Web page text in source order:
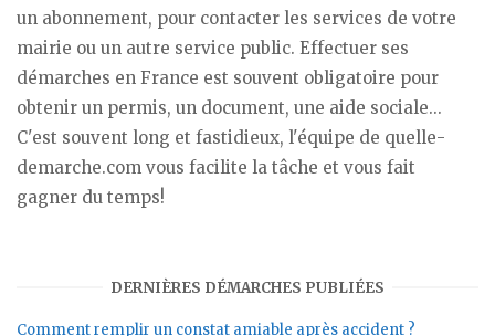
un abonnement, pour contacter les services de votre
mairie ou un autre service public. Effectuer ses
démarches en France est souvent obligatoire pour
obtenir un permis, un document, une aide sociale...
C'est souvent long et fastidieux, l'équipe de quelle-
demarche.com vous facilite la tâche et vous fait
gagner du temps!
DERNIÈRES DÉMARCHES PUBLIÉES
Comment remplir un constat amiable après accident ?